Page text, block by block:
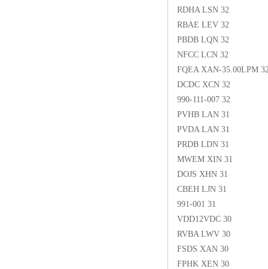
RDHA LSN 32
RBAE LEV 32
PBDB LQN 32
NFCC LCN 32
FQEA XAN-35.00LPM
DCDC XCN 32
990-111-007 32
PVHB LAN 31
PVDA LAN 31
PRDB LDN 31
MWEM XIN 31
DOJS XHN 31
CBEH LJN 31
991-001 31
VDD12VDC 30
RVBA LWV 30
FSDS XAN 30
FPHK XEN 30